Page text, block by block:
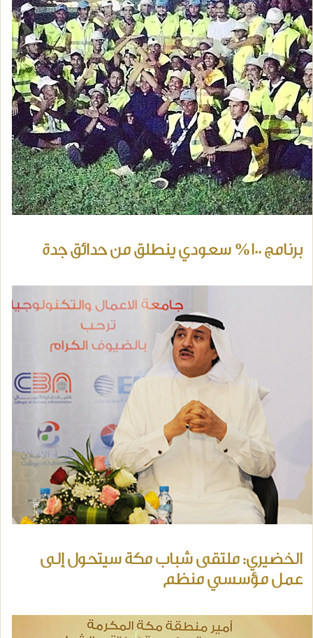
برنامج 100% سعودي ينطلق من حدائق جدة
الخضيري: ملتقى شباب مكة سيتحول إلى
عمل مؤسسي منظم